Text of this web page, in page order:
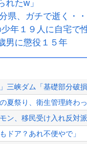
れたw」
県、ガチで逝く・
少年１９人に自宅で
男に懲役１５年
夏祭り、衛生管理終わ
ドア？あれ不便やで」